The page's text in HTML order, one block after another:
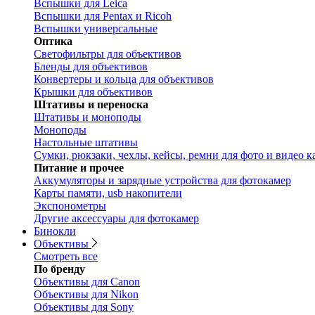
Вспышки для Leica
Вспышки для Pentax и Ricoh
Вспышки универсальные
Оптика
Светофильтры для объективов
Бленды для объективов
Конвертеры и кольца для объективов
Крышки для объективов
Штативы и переноска
Штативы и моноподы
Моноподы
Настольные штативы
Сумки, рюкзаки, чехлы, кейсы, ремни для фото и видео
Питание и прочее
Аккумуляторы и зарядные устройства для фотокамер
Карты памяти, usb накопители
Экспонометры
Другие аксессуары для фотокамер
Бинокли
Объективы
Смотреть все
По бренду
Объективы для Canon
Объективы для Nikon
Объективы для Sony